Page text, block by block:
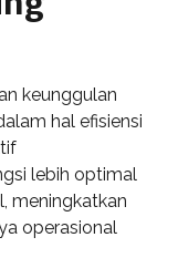
keunggulan
hal efisiensi
lebih optimal
meningkatkan
operasional